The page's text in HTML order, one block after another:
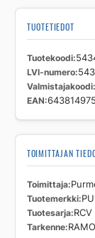
TUOTETIEDOT
Tuotekoodi
LVI-numero
Valmistajakoodi
EAN
TOIMITTAJAN
Toimittaja
Tuotemerkki
Tuotesarja RCV
Tarkenne